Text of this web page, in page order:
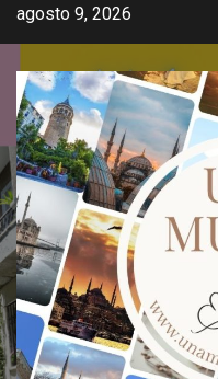
Saltar
agosto 9, 2026